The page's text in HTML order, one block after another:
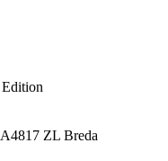
4817 ZL Breda